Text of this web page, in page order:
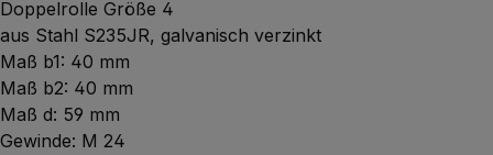
Doppelrolle Größe 4
aus Stahl S235JR, galvanisch verzinkt
Maß b1: 40 mm
Maß b2: 40 mm
Maß d: 59 mm
Gewinde: M 24